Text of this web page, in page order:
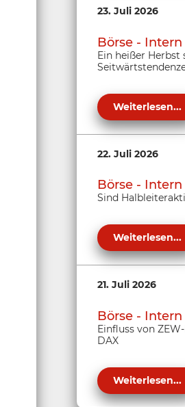
23. Juli 2026
Börse - Intern
Ein heißer Herbst
Weiterlesen...
22. Juli 2026
Börse - Intern
Sind
Weiterlesen...
21. Juli 2026
Börse - Intern
Einfluss von
DAX
Weiterlesen...